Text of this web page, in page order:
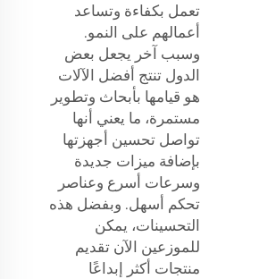
تعمل بكفاءة وتساعد
أعمالهم على النمو.
وسبب آخر يجعل بعض
الدول تنتج أفضل الآلات
هو قيامها بأبحاث وتطوير
مستمرة، ما يعني أنها
تواصل تحسين أجهزتها
بإضافة ميزات جديدة
وسرعات أسرع وعناصر
تحكم أسهل. وبفضل هذه
التحسينات، يمكن
للموزعين الآن تقديم
منتجات أكثر إبداعًا